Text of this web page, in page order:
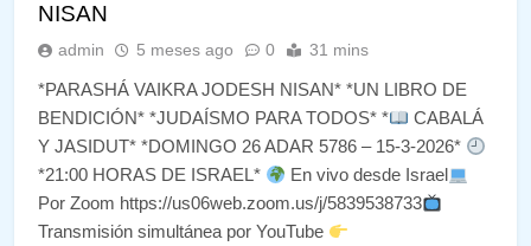
NISAN
admin 5 meses ago 0 31 mins
*PARASHÁ VAIKRA JODESH NISAN* *UN LIBRO DE
BENDICIÓN* *JUDAÍSMO PARA TODOS* *
CABALÁ
Y JASIDUT* *DOMINGO 26 ADAR 5786 – 15-3-2026*
*21:00 HORAS DE ISRAEL*
En vivo desde Israel
Por Zoom https://us06web.zoom.us/j/5839538733
Transmisión simultánea por YouTube